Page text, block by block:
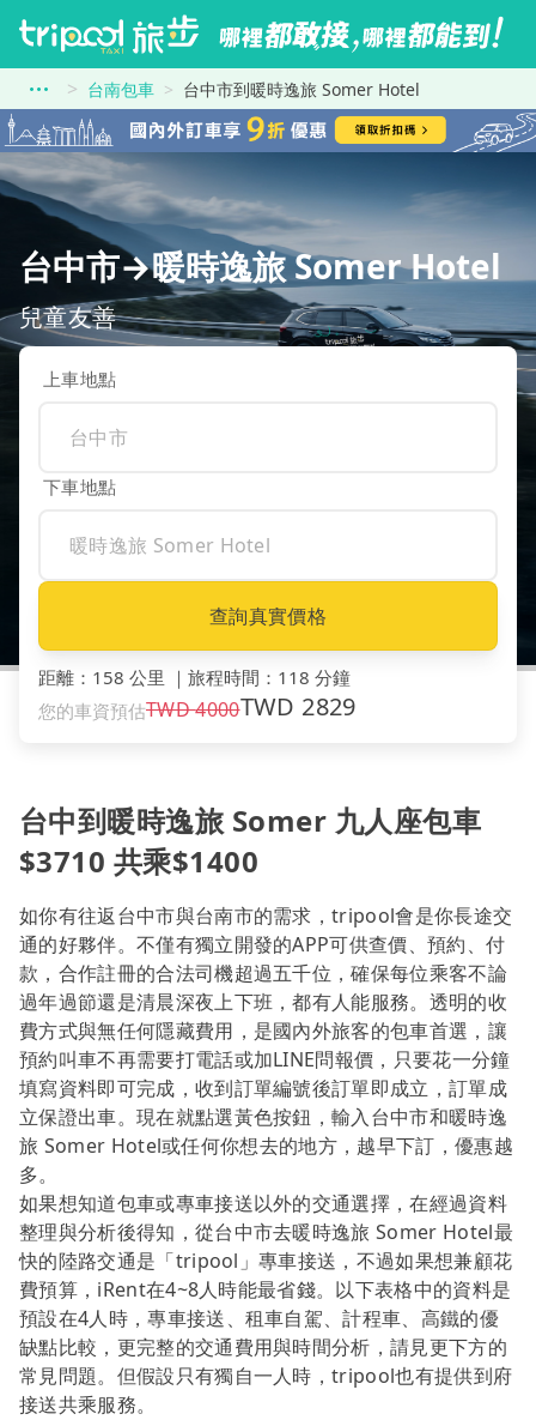
台南包車 台中市到暖時逸旅 Somer Hotel
台中市→暖時逸旅 Somer Hotel
兒童友善
上車地點
下車地點
查詢真實價格
距離 ： 158 公里 ｜ 旅程時間 ： 118 分鐘
您的車資預估TWD4000TWD 2829
台中到暖時逸旅 Somer 九人座包車
$3710 共乘$1400
如你有往返台中市與台南市的需求，tripool會是你長途交
通的好夥伴。不僅有獨立開發的APP可供查價、預約、付
款，合作註冊的合法司機超過五千位，確保每位乘客不論
過年過節還是清晨深夜上下班，都有人能服務。透明的收
費方式與無任何隱藏費用，是國內外旅客的包車首選，讓
預約叫車不再需要打電話或加LINE問報價，只要花一分鐘
填寫資料即可完成，收到訂單編號後訂單即成立，訂單成
立保證出車。現在就點選黃色按鈕，輸入台中市和暖時逸
旅 Somer Hotel或任何你想去的地方，越早下訂，優惠越
多。
如果想知道包車或專車接送以外的交通選擇，在經過資料
整理與分析後得知，從台中市去暖時逸旅 Somer Hotel最
快的陸路交通是「tripool」專車接送，不過如果想兼顧花
費預算，iRent在4~8人時能最省錢。以下表格中的資料是
預設在4人時，專車接送、租車自駕、計程車、高鐵的優
缺點比較，更完整的交通費用與時間分析，請見更下方的
常見問題。但假設只有獨自一人時，tripool也有提供到府
接送共乘服務。